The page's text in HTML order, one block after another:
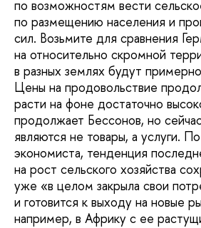
по возможностям вести
по размещению населения и
сил. Возьмите для сравнения
на относительно скромной
в разных землях будут
Цены на продовольствие
расти на фоне достаточно
продолжает Бессонов, но
являются не товары, а услуги.
экономиста, тенденция
на рост сельского хозяйства
уже «в целом закрыла свои
и готовится к выходу на новые
например, в Африку с ее